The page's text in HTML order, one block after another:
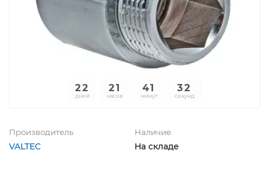
22
дней
21
часов
41
минут
32
секунд
Производитель
VALTEC
Наличие
На складе